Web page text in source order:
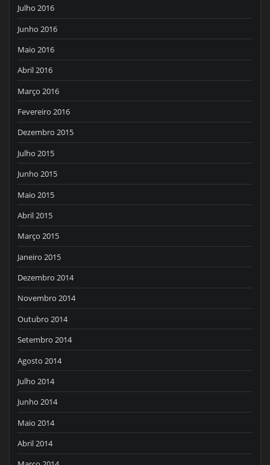
Julho 2016
Junho 2016
Maio 2016
Abril 2016
Março 2016
Fevereiro 2016
Dezembro 2015
Julho 2015
Junho 2015
Maio 2015
Abril 2015
Março 2015
Janeiro 2015
Dezembro 2014
Novembro 2014
Outubro 2014
Setembro 2014
Agosto 2014
Julho 2014
Junho 2014
Maio 2014
Abril 2014